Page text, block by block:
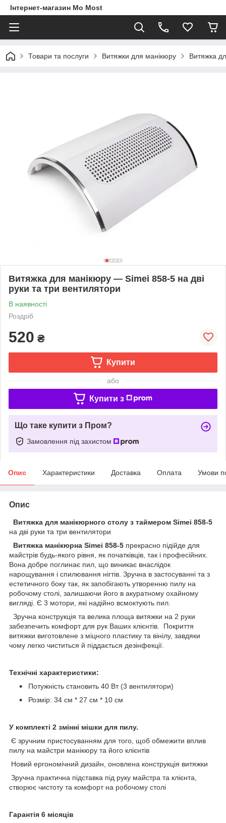
Інтернет-магазин Mo Most
Товари та послуги Витяжки для манікюру Витяжка
Витяжка для манікюру — Simei 858-5 на дві
руки та три вентилятори
В наявності
Роздріб
520 ₴
Купити
або
Купити з
Що таке купити з Пром?
Замовлення під захистом
Опис Характеристики Доставка Оплата Умови
Опис
Витяжка для манікюрного столу з таймером Simei 858-5
на дві руки та три вентилятори
Витяжка манікюрна Simei 858-5 прекрасно підійде для
майстрів будь-якого рівня, як початківців, так і професійних.
Вона добре поглинає пил, що виникає внаслідок
нарощування і спилювання нігтів. Зручна в застосуванні та з
естетичного боку так, як запобігають утворенню пилу на
робочому столі, залишаючи його в акуратному охайному
вигляді. Є 3 мотори, які надійно всмоктують пил.
Зручна конструкція та велика площа витяжки на 2 руки
забезпечить комфорт для рук Ваших клієнтів. Покриття
витяжки виготовлене з міцного пластику та вінілу, завдяки
чому легко чиститься й піддається дезінфекції.
Технічні характеристики:
Потужність становить 40 Вт (3 вентилятори)
Розмір: 34 см * 27 см * 10 см
У комплекті 2 змінні мішки для пилу.
Є зручним пристосуванням для того, щоб обмежити вплив
пилу на майстри манікюру та його клієнтів
Новий ергономічний дизайн, оновлена конструкція витяжки
Зручна практична підставка під руку майстра та клієнта,
створює чистоту та комфорт на робочому столі
Гарантія 6 місяців